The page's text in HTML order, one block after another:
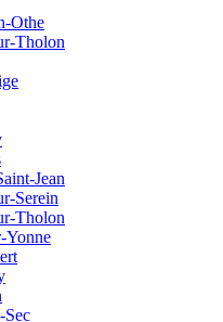
Othe
Tholon
Jean
Serein
Tholon
Yonne
Sec